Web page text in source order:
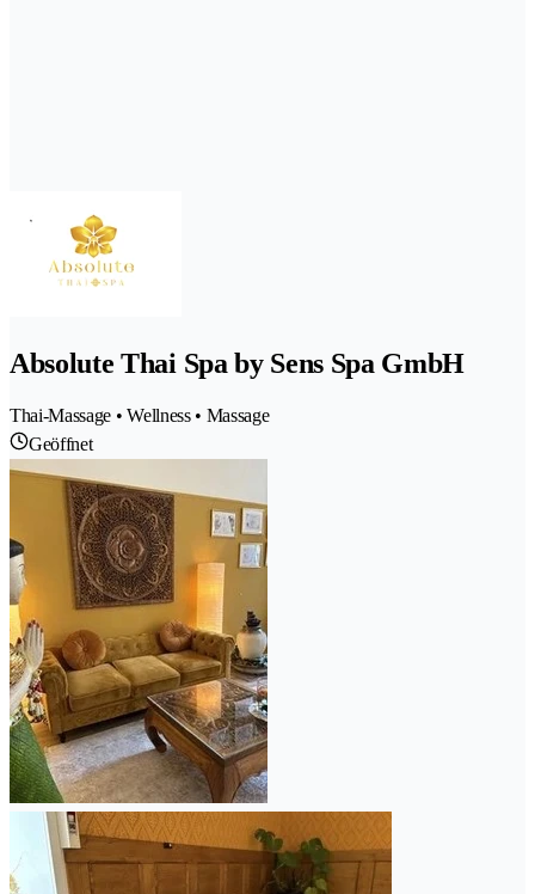
Absolute Thai Spa by Sens Spa GmbH
Thai-Massage • Wellness • Massage
Geöffnet